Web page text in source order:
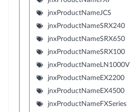
jnxProductNameJCS
jnxProductNameSRX240
jnxProductNameSRX650
jnxProductNameSRX100
jnxProductNameLN1000V
jnxProductNameEX2200
jnxProductNameEX4500
jnxProductNameFXSeries